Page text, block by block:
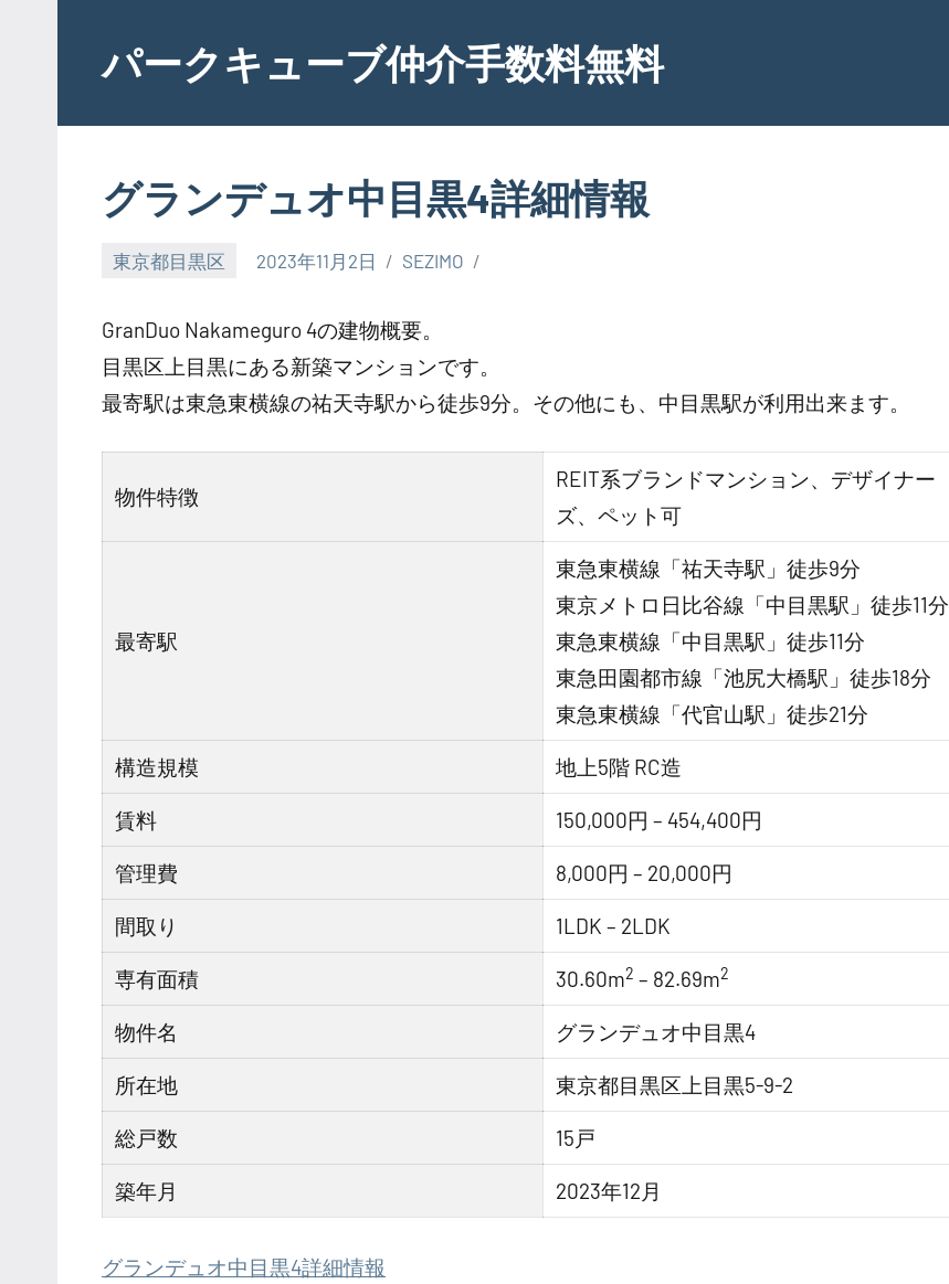
contentパークキューブ仲介手数料無料
グランデュオ中目黒4詳細情報
東京都目黒区 2023年11月2日 SEZIMO
GranDuo Nakameguro 4の建物概要。
目黒区上目黒にある新築マンションです。
最寄駅は東急東横線の祐天寺駅から徒歩9分。その他にも、中目黒駅が利用出来ます。
物件特徴
REIT系ブランドマンション、デザイナー
ズ、ペット可
最寄駅
東急東横線「祐天寺駅」徒歩9分
東京メトロ日比谷線「中目黒駅」徒歩11分
東急東横線「中目黒駅」徒歩11分
東急田園都市線「池尻大橋駅」徒歩18分
東急東横線「代官山駅」徒歩21分
構造規模 地上5階 RC造
賃料 150,000円 – 454,400円
管理費 8,000円 – 20,000円
間取り 1LDK – 2LDK
専有面積 30.60m2 – 82.69m2
物件名 グランデュオ中目黒4
所在地 東京都目黒区上目黒5-9-2
総戸数 15戸
築年月 2023年12月
グランデュオ中目黒4詳細情報